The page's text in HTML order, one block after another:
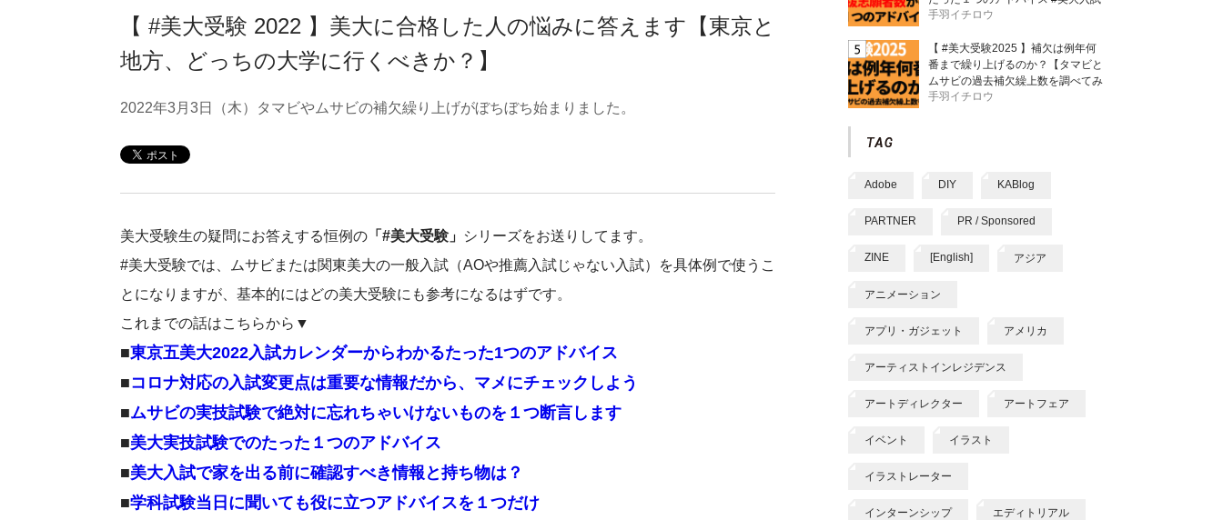
【 #美大受験 2022 】美大に合格した人の悩みに答えます【東京と
地方、どっちの大学に行くべきか？】
2022年3月3日（木）タマビやムサビの補欠繰り上げがぼちぼち始まりました。
美大受験生の疑問にお答えする恒例の 「#美大受験」 シリーズをお送りしてます。
#美大受験では、ムサビまたは関東美大の一般入試（AOや推薦入試じゃない入試）を具体例で使うこ
とになりますが、基本的にはどの美大受験にも参考になるはずです。
これまでの話はこちらから▼
■東京五美大2022入試カレンダーからわかるたった1つのアドバイス
■コロナ対応の入試変更点は重要な情報だから、マメにチェックしよう
■ムサビの実技試験で絶対に忘れちゃいけないものを１つ断言します
■美大実技試験でのたった１つのアドバイス
■美大入試で家を出る前に確認すべき情報と持ち物は？
■学科試験当日に聞いても役に立つアドバイスを１つだけ
手羽イチロウ
【 #美大受験2025 】補欠は例年何
番まで繰り上げるのか？【タマビと
ムサビの過去補欠繰上数を調べてみ
た】
手羽イチロウ
Adobe DIY KABlog
PARTNER PR / Sponsored
ZINE [English] アジア
アニメーション
アプリ・ガジェット アメリカ
アーティストインレジデンス
アートディレクター アートフェア
イベント イラスト
イラストレーター
インターンシップ エディトリアル